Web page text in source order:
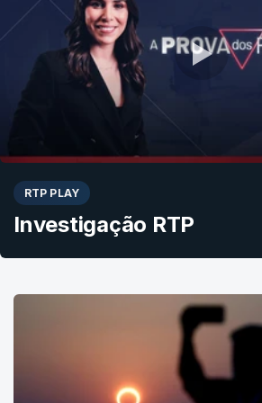
RTP PLAY
Investigação RTP